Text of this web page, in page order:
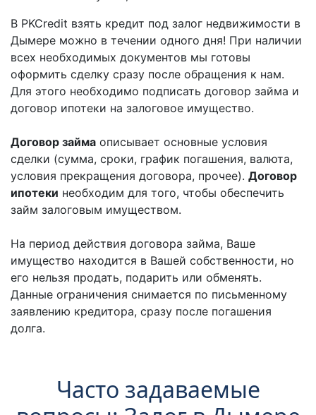
В PKCredit взять кредит под залог недвижимости в
Дымере можно в течении одного дня! При наличии
всех необходимых документов мы готовы
оформить сделку сразу после обращения к нам.
Для этого необходимо подписать договор займа и
договор ипотеки на залоговое имущество.
Договор займа описывает основные условия
сделки (сумма, сроки, график погашения, валюта,
условия прекращения договора, прочее). Договор
ипотеки необходим для того, чтобы обеспечить
займ залоговым имуществом.
На период действия договора займа, Ваше
имущество находится в Вашей собственности, но
его нельзя продать, подарить или обменять.
Данные ограничения снимается по письменному
заявлению кредитора, сразу после погашения
долга.
Часто задаваемые